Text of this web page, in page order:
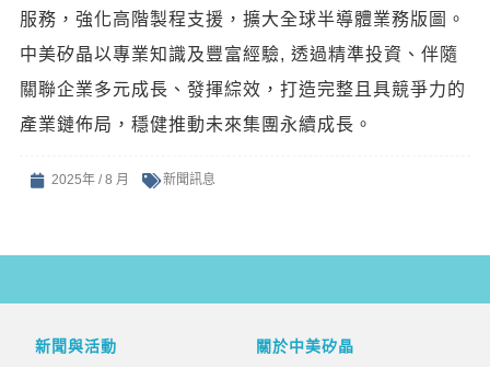
服務，強化高階製程支援，擴大全球半導體業務版圖。
中美矽晶以專業知識及豐富經驗, 透過精準投資、伴隨
關聯企業多元成長、發揮綜效，打造完整且具競爭力的
產業鏈佈局，穩健推動未來集團永續成長。
2025年 / 8 月 新聞訊息
新聞與活動 關於中美矽晶